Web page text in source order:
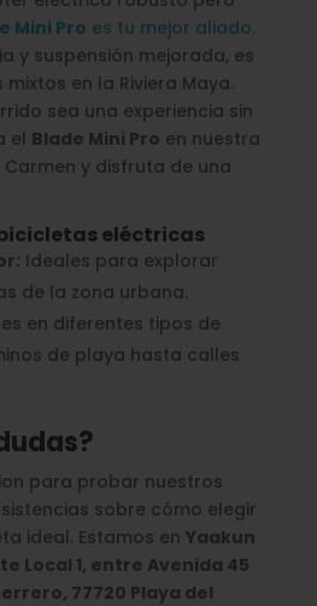
Mini Pro es tu mejor aliado.
y suspensión mejorada, es
en la Riviera Maya.
sea una experiencia sin
el Blade Mini Pro en nuestra
y disfruta de una
eléctricas
Ideales para explorar
de la zona urbana.
en diferentes tipos de
de playa hasta calles
para probar nuestros
sobre cómo elegir
ideal. Estamos en Yaakun
Local 1, entre Avenida 45
77720 Playa del